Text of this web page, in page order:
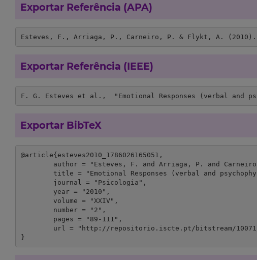
Exportar Referência (APA)
Esteves, F., Arriaga, P., Carneiro, P. & Flykt, A. (2010).
Exportar Referência (IEEE)
F. G. Esteves et al.,  "Emotional Responses (verbal
Exportar BibTeX
@article{esteves2010_1786026165051,
}